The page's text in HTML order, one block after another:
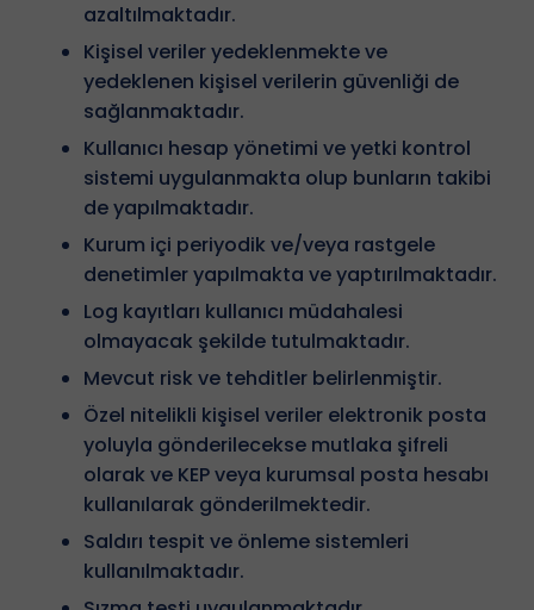
azaltılmaktadır.
Kişisel veriler yedeklenmekte ve
yedeklenen kişisel verilerin güvenliği de
sağlanmaktadır.
Kullanıcı hesap yönetimi ve yetki kontrol
sistemi uygulanmakta olup bunların takibi
de yapılmaktadır.
Kurum içi periyodik ve/veya rastgele
denetimler yapılmakta ve yaptırılmaktadır.
Log kayıtları kullanıcı müdahalesi
olmayacak şekilde tutulmaktadır.
Mevcut risk ve tehditler belirlenmiştir.
Özel nitelikli kişisel veriler elektronik posta
yoluyla gönderilecekse mutlaka şifreli
olarak ve KEP veya kurumsal posta hesabı
kullanılarak gönderilmektedir.
Saldırı tespit ve önleme sistemleri
kullanılmaktadır.